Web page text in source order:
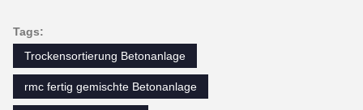
Tags:
Trockensortierung Betonanlage
rmc fertig gemischte Betonanlage